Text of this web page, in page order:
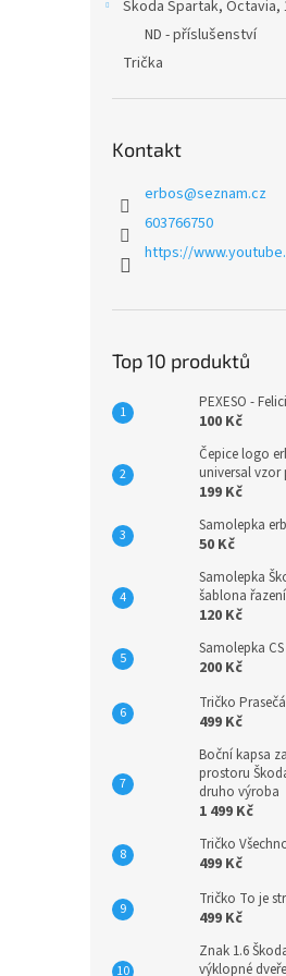
Škoda Spartak, Octavia,
ND - příslušenství
Trička
Kontakt
erbos@seznam.cz
603766750
https://
Top 10 produktů
PEXESO -
100 Kč
Čepice logo
universal vzor
199 Kč
Samolepka
50 Kč
Samolepka
šablona
120 Kč
Samolepka CS
200 Kč
Tričko
499 Kč
Boční kapsa
prostoru
druho výroba
1 499 Kč
Tričko
499 Kč
Tričko To je
499 Kč
Znak 1.6
výklopné